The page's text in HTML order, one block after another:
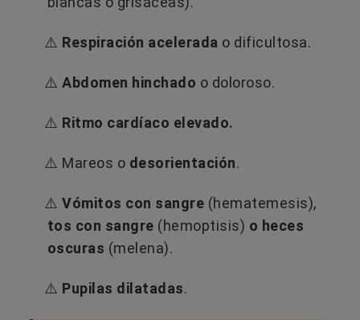
⚠️ Respiración acelerada o dificultosa.
⚠️ Abdomen hinchado o doloroso.
⚠️ Ritmo cardíaco elevado.
⚠️ Mareos o desorientación.
⚠️ Vómitos con sangre (hematemesis),
tos con sangre (hemoptisis) o heces
oscuras (melena).
⚠️ Pupilas dilatadas.